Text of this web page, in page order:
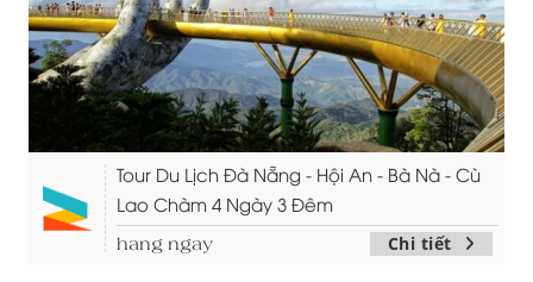
Tour Du Lịch Đà Nẵng - Hội An - Bà Nà - Cù
Lao Chàm 4 Ngày 3 Đêm
hang ngay Chi tiết